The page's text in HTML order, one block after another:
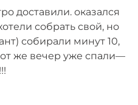
доставили. оказался
собрать свой, но
собирали минут 10,
же вечер уже спали—